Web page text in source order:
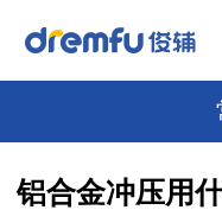
铝合金冲压用